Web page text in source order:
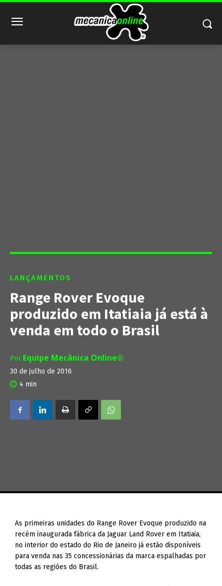
LANÇAMENTOS
Range Rover Evoque
produzido em Itatiaia já está à
venda em todo o Brasil
Por Equipe Mecânica Online®
30 de julho de 2016
4 min
As primeiras unidades do Range Rover Evoque produzido na
recém inaugurada fábrica da Jaguar Land Rover em Itatiaia,
no interior do estado do Rio de Janeiro já estão disponíveis
para venda nas 35 concessionárias da marca espalhadas por
todas as regiões do Brasil.